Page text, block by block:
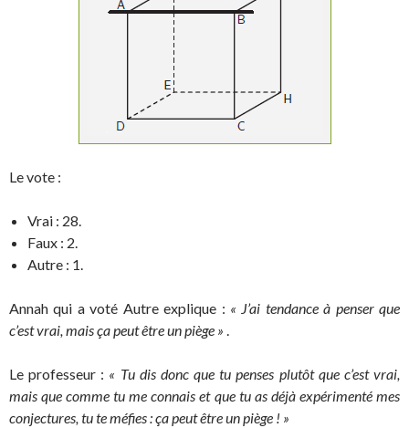
Le vote :
Vrai : 28.
Faux : 2.
Autre : 1.
Annah qui a voté Autre explique : « J’ai tendance à penser que
c’est vrai, mais ça peut être un piège » .
Le professeur : « Tu dis donc que tu penses plutôt que c’est vrai,
mais que comme tu me connais et que tu as déjà expérimenté mes
conjectures, tu te méfies : ça peut être un piège ! »